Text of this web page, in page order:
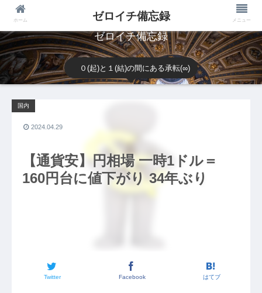
ゼロイチ備忘録
０(起)と１(結)の間にある承転(∞)
【通貨安】円相場 一時1ドル＝
160円台に値下がり 34年ぶり
国内
Twitter Facebook はてブ
2024.04.29
ホーム ゼロイチ備忘録 メニュー